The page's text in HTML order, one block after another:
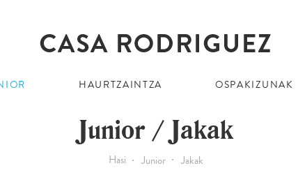
HAURTZAINTZA OSPAKIZUNAK
Junior / Jakak
Hasi Junior Jakak